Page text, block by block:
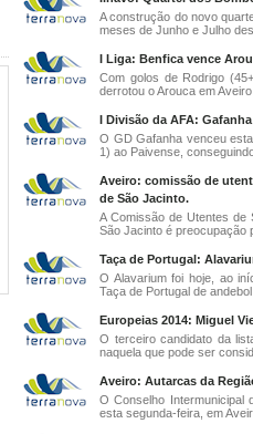
A construção do novo
meses de Junho e Julho
I Liga: Benfica vence
Com golos de Rodrigo
derrotou o Arouca em
I Divisão da AFA:
O GD Gafanha venceu
1) ao Paivense,
Aveiro: comissão de
de São Jacinto.
A Comissão de Utentes de
São Jacinto é preocupação
Taça de Portugal:
O Alavarium foi hoje, ao
Taça de Portugal de
Europeias 2014: Miguel
O terceiro candidato da
naquela que pode ser
Aveiro: Autarcas da
O Conselho Intermunicipal
esta segunda-feira, em